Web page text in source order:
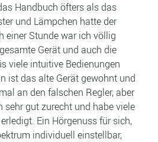
Handbuch öfters als das
und Lämpchen hatte der
einer Stunde war ich völlig
Gerät und auch die
viele intuitive Bedienungen
ist das alte Gerät gewohnt und
an den falschen Regler, aber
gut zurecht und habe viele
Ein Hörgenuss für sich,
individuell einstellbar,